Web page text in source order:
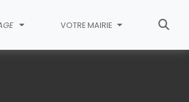
VOTRE MAIRIE